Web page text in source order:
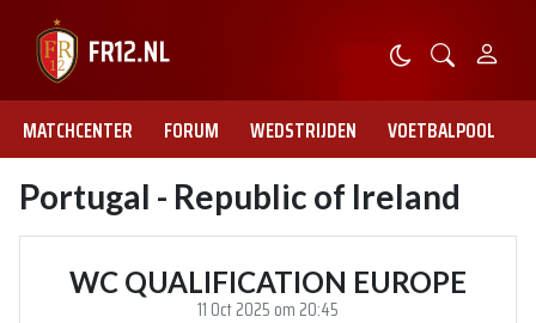
MATCHCENTER FORUM WEDSTRIJDEN VOETBALPOOL
Portugal - Republic of Ireland
WC QUALIFICATION EUROPE
11 Oct 2025 om 20:45